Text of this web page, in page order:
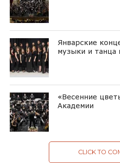
Январские
музыки и танца
«Весенние
Академии
CLICK TO